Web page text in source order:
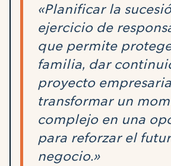
«Planificar la
ejercicio de
que permite
familia, dar
proyecto
transformar un
complejo en una
para reforzar el
negocio.»